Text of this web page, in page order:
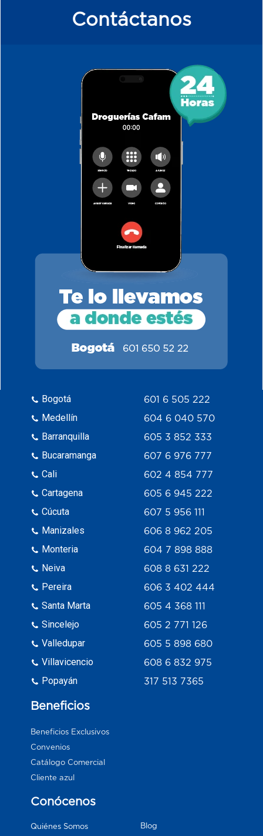
Contáctanos
Bogotá
Medellín
Barranquilla
Bucaramanga
Cali
Cartagena
Cúcuta
Manizales
Monteria
Neiva
Pereira
Santa Marta
Sincelejo
Valledupar
Villavicencio
Popayán
601 6 505 222
604 6 040 570
605 3 852 333
607 6 976 777
602 4 854 777
605 6 945 222
607 5 956 111
606 8 962 205
604 7 898 888
608 8 631 222
606 3 402 444
605 4 368 111
605 2 771 126
605 5 898 680
608 6 832 975
317 513 7365
Beneficios
Beneficios Exclusivos
Convenios
Catálogo Comercial
Cliente azul
Conócenos
Quiénes Somos
Blog